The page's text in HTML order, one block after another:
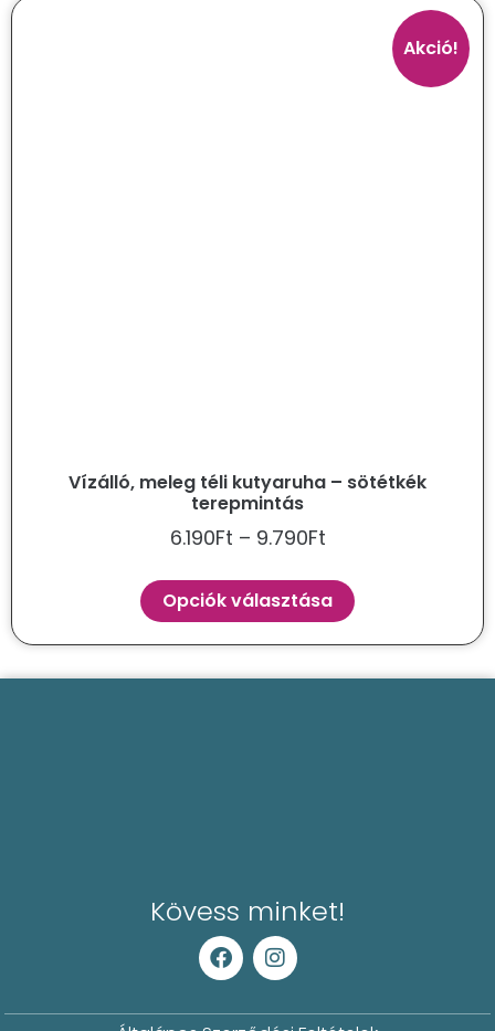
Akció!
Vízálló, meleg téli kutyaruha – sötétkék
terepmintás
6.190Ft – 9.790Ft
Opciók választása
Kövess minket!